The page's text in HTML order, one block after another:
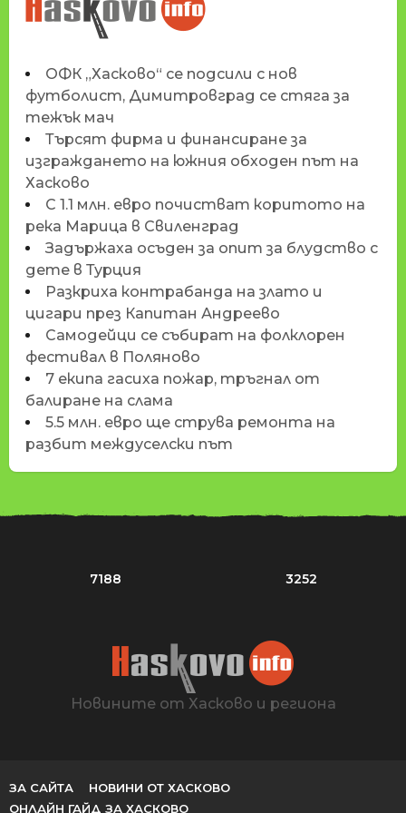
HASKOVO.INFO
ОФК „Хасково“ се подсили с нов
футболист, Димитровград се стяга за
тежък мач
Търсят фирма и финансиране за
изграждането на южния обходен път на
Хасково
С 1.1 млн. евро почистват коритото на
река Марица в Свиленград
Задържаха осъден за опит за блудство с
дете в Турция
Разкриха контрабанда на злато и
цигари през Капитан Андреево
Самодейци се събират на фолклорен
фестивал в Поляново
7 екипа гасиха пожар, тръгнал от
балиране на слама
5.5 млн. евро ще струва ремонта на
разбит междуселски път
7188 3252
Новините от Хасково и региона
ЗА САЙТА
НОВИНИ ОТ ХАСКОВО
ОНЛАЙН ГАЙД ЗА ХАСКОВО